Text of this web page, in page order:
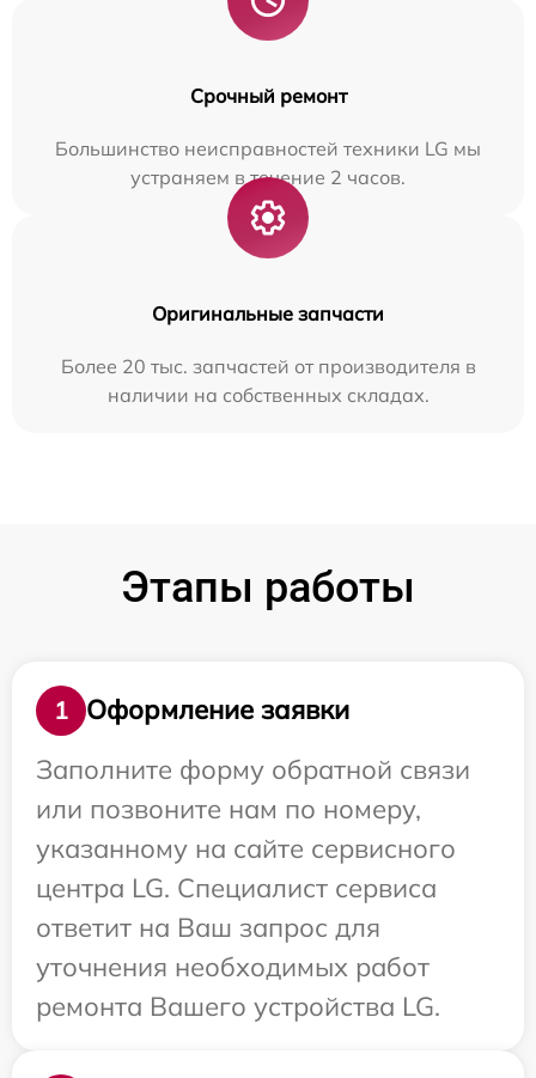
Срочный ремонт
Большинство неисправностей техники LG мы
устраняем в течение 2 часов.
Оригинальные запчасти
Более 20 тыс. запчастей от производителя в
наличии на собственных складах.
Этапы работы
1
Оформление заявки
Заполните форму обратной связи
или позвоните нам по номеру,
указанному на сайте сервисного
центра LG. Специалист сервиса
ответит на Ваш запрос для
уточнения необходимых работ
ремонта Вашего устройства LG.